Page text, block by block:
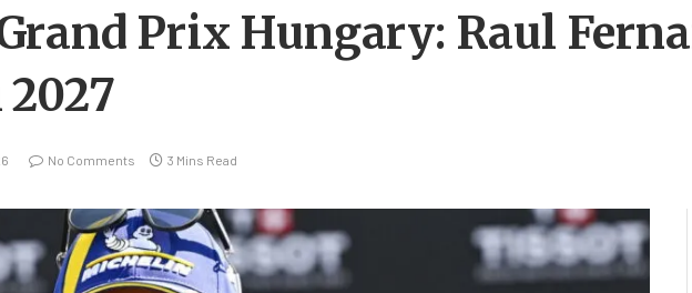
Prix Hungary: Raul
No Comments 3 Mins Read